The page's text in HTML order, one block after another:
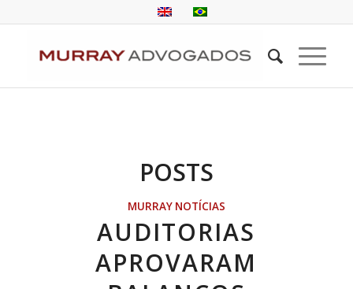
POSTS
MURRAY NOTÍCIAS
AUDITORIAS
APROVARAM